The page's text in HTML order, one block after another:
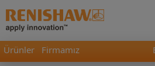
Ürünler Firmamız